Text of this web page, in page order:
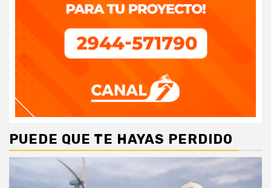
PUEDE QUE TE HAYAS PERDIDO